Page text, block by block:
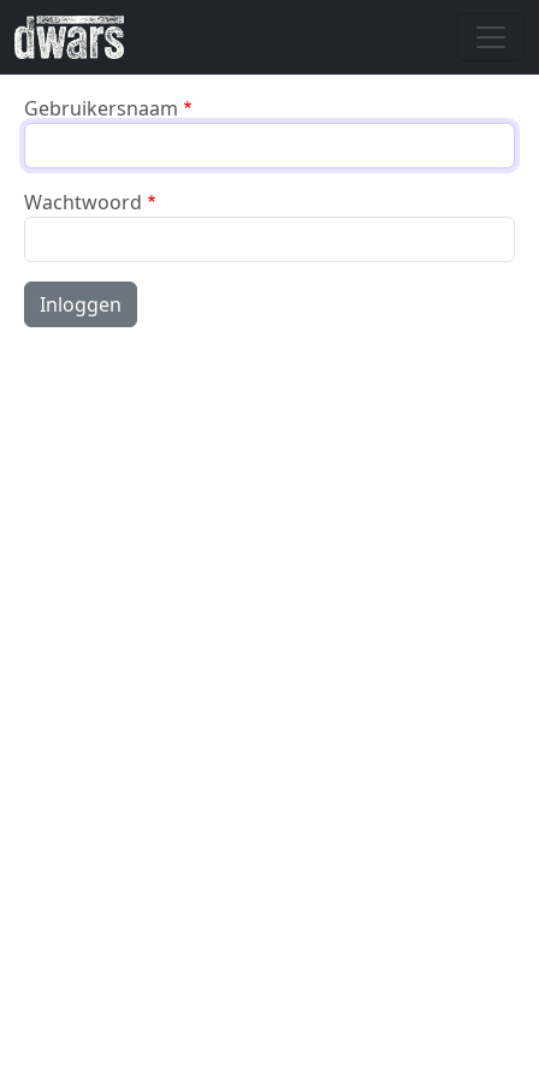
Overslaan en naar de inhoud gaan
Gebruikersnaam
Wachtwoord